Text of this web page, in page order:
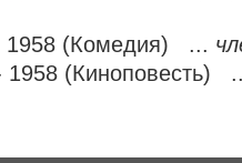
1958 (Комедия) ...
1958 (Киноповесть)